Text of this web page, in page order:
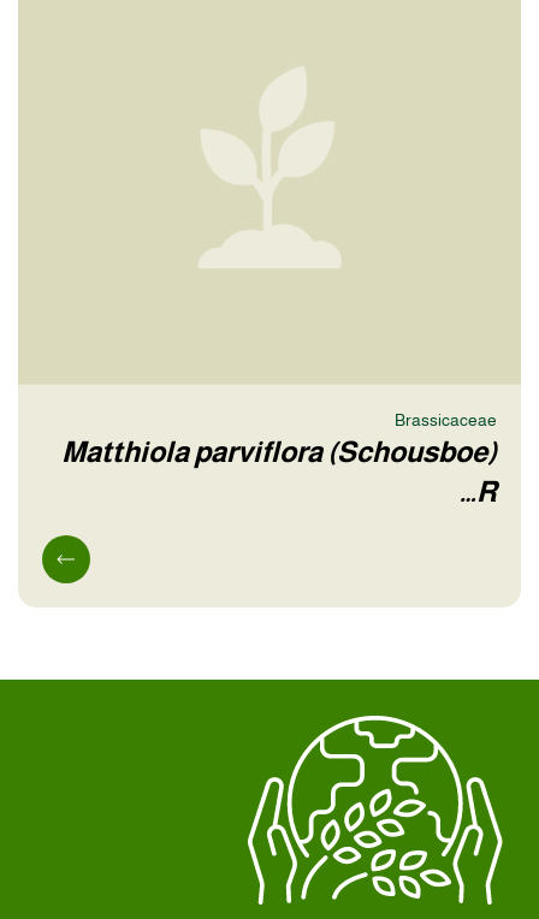
Brassicaceae
Matthiola parviflora (Schousboe)
R…